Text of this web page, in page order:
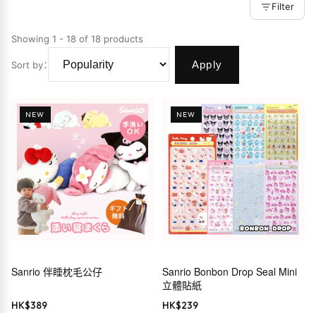
Filter
Showing 1 - 18 of 18 products
Sort by： Apply
NEW
Sanrio 伴睡枕毛公仔
HK$389
NEW
Sanrio Bonbon Drop Seal Mini
立體貼紙
HK$239